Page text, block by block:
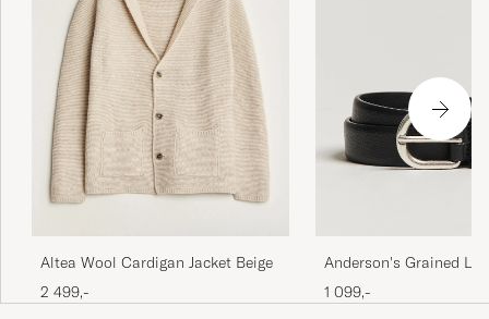
Altea Wool Cardigan Jacket Beige
2 499,-
Anderson's Grained
2,5 cm Black
1 099,-